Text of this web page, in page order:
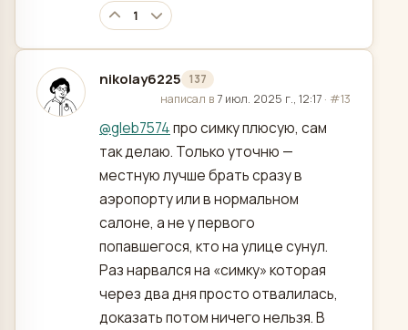
1
nikolay6225 137
отредактировано
написал в7 июл. 2025 г., 12:17 · #13
@gleb7574про симку плюсую, сам
так делаю. Только уточню —
местную лучше брать сразу в
аэропорту или в нормальном
салоне, а не у первого
попавшегося, кто на улице сунул.
Раз нарвался на «симку» которая
через два дня просто отвалилась,
доказать потом ничего нельзя. В